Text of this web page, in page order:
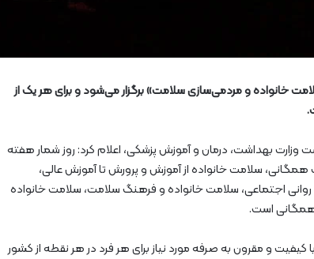
شعار «سلامت خانواده و مردمی‌سازی سلامت» برگزار می‌شود و برای هر یک از
وزارت بهداشت، درمان و آموزش پزشکی، اعلام کرد: روز شمار هفته
سلامت خانواده از آموزش و پرورش تا آموزش عالی،
اجتماعی، سلامت خانواده و فرهنگ سلامت، سلامت خانواده
است.
و مقرون به صرفه مورد نیاز برای هر فرد در هر نقطه از کشور